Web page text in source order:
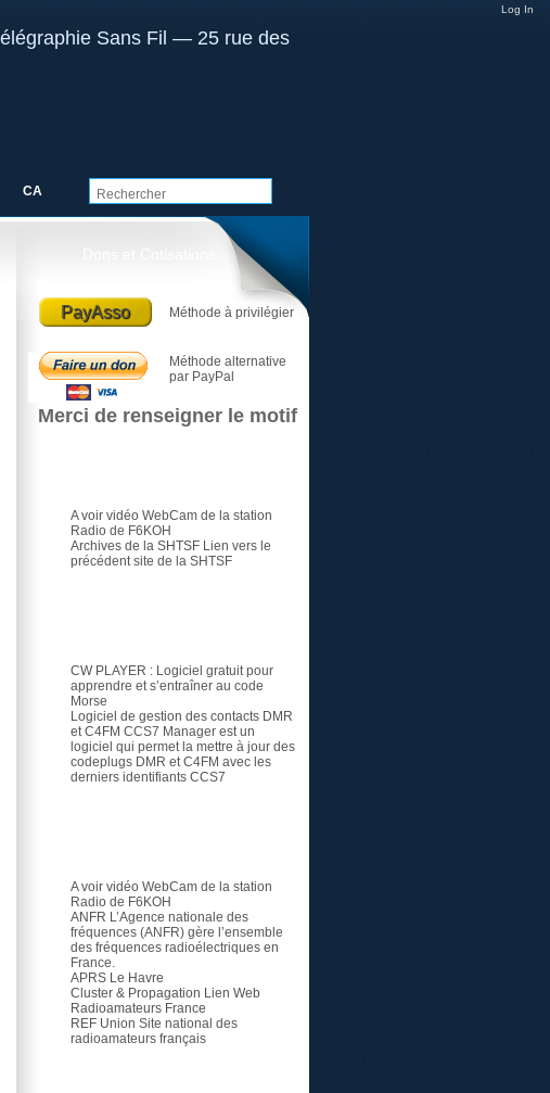
PayAsso Méthode à privilégier
Méthode alternative
par PayPal
Merci de renseigner le motif
A voir vidéo WebCam de la station
Radio de F6KOH
Archives de la SHTSF Lien vers le
précédent site de la SHTSF
CW PLAYER : Logiciel gratuit pour
apprendre et s’entraîner au code
Morse
Logiciel de gestion des contacts DMR
et C4FM CCS7 Manager est un
logiciel qui permet la mettre à jour des
codeplugs DMR et C4FM avec les
derniers identifiants CCS7
A voir vidéo WebCam de la station
Radio de F6KOH
ANFR L’Agence nationale des
fréquences (ANFR) gère l’ensemble
des fréquences radioélectriques en
France.
APRS Le Havre
Cluster & Propagation Lien Web
Radioamateurs France
REF Union Site national des
radioamateurs français
CA
Log In